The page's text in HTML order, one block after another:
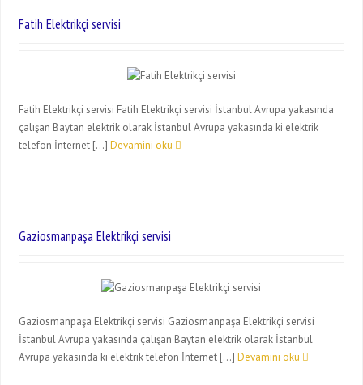
Fatih Elektrikçi servisi
Fatih Elektrikçi servisi Fatih Elektrikçi servisi İstanbul Avrupa yakasında
çalışan Baytan elektrik olarak İstanbul Avrupa yakasında ki elektrik
telefon İnternet […]Devamini oku
Gaziosmanpaşa Elektrikçi servisi
Gaziosmanpaşa Elektrikçi servisi Gaziosmanpaşa Elektrikçi servisi
İstanbul Avrupa yakasında çalışan Baytan elektrik olarak İstanbul
Avrupa yakasında ki elektrik telefon İnternet […]Devamini oku